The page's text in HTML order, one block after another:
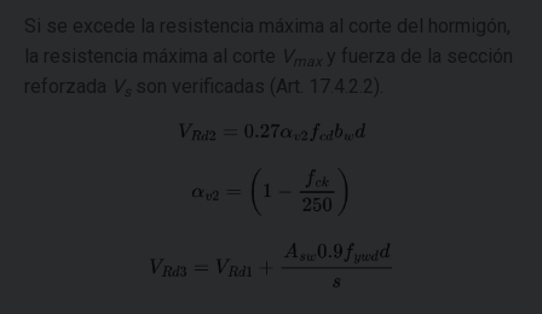
Si se excede la resistencia máxima al corte del hormigón,
la resistencia máxima al corte Vmax y fuerza de la sección
reforzada Vs son verificadas (Art. 17.4.2.2).